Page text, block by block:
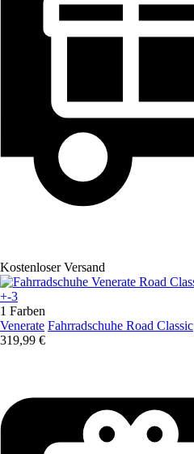
Kostenloser Versand
+-3
1 Farben
Venerate Fahrradschuhe Road Classic
319,99 €